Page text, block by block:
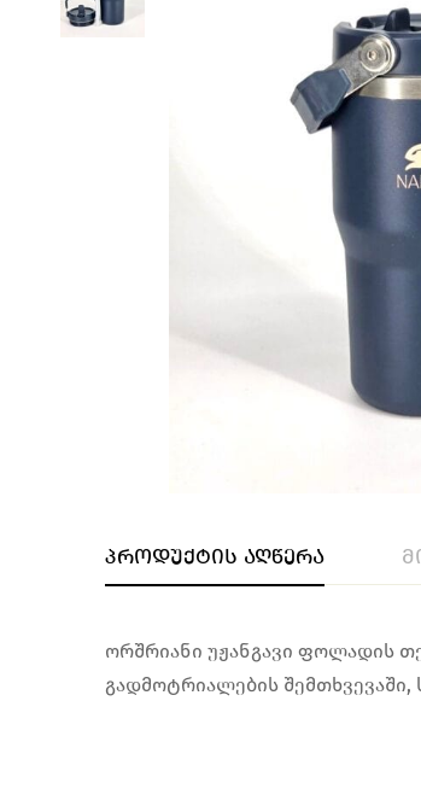
პროდუქტის აღწერა
ორშრიანი უჟანგავი ფოლადის
გადმოტრიალების შემთხვევაში,